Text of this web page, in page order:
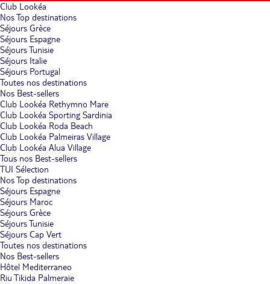
Club Lookéa
Nos Top destinations
Séjours Grèce
Séjours Espagne
Séjours Tunisie
Séjours Italie
Séjours Portugal
Toutes nos destinations
Nos Best-sellers
Club Lookéa Rethymno Mare
Club Lookéa Sporting Sardinia
Club Lookéa Roda Beach
Club Lookéa Palmeiras Village
Club Lookéa Alua Village
Tous nos Best-sellers
TUI Sélection
Nos Top destinations
Séjours Espagne
Séjours Maroc
Séjours Grèce
Séjours Tunisie
Séjours Cap Vert
Toutes nos destinations
Nos Best-sellers
Hôtel Mediterraneo
Riu Tikida Palmeraie